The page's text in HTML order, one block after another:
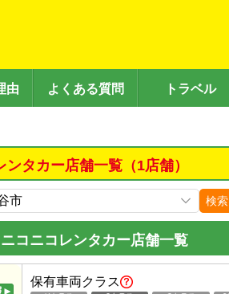
由 よくある質問 トラベル
タカー店舗一覧（1店舗）
検索
コニコレンタカー店舗一覧
保有車両クラス